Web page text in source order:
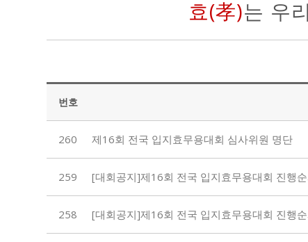
효(孝)는 우
번호
260 제16회 전국 입지효무용대회 심사위원 명단
259 [대회공지]제16회 전국 입지효무용대회 진행
258 [대회공지]제16회 전국 입지효무용대회 진행